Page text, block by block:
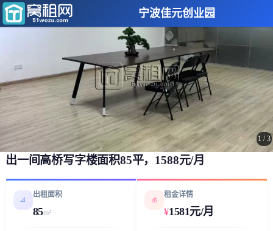
宁波佳元创业园
1 /3
出一间高桥写字楼面积85平，1588元/月
📐
出租面积
85m²
💰
租金详情
¥1581元/月